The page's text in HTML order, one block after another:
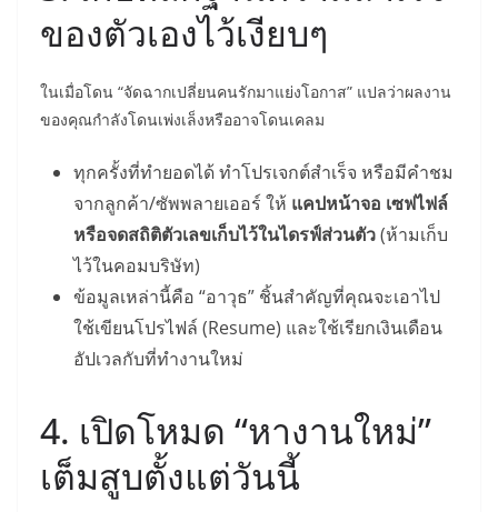
ของตัวเองไว้เงียบๆ
ในเมื่อโดน “จัดฉากเปลี่ยนคนรักมาแย่งโอกาส” แปลว่าผลงาน
ของคุณกำลังโดนเพ่งเล็งหรืออาจโดนเคลม
ทุกครั้งที่ทำยอดได้ ทำโปรเจกต์สำเร็จ หรือมีคำชม
จากลูกค้า/ซัพพลายเออร์ ให้ แคปหน้าจอ เซฟไฟล์
หรือจดสถิติตัวเลขเก็บไว้ในไดรฟ์ส่วนตัว(ห้ามเก็บ
ไว้ในคอมบริษัท)
ข้อมูลเหล่านี้คือ “อาวุธ” ชิ้นสำคัญที่คุณจะเอาไป
ใช้เขียนโปรไฟล์ (Resume) และใช้เรียกเงินเดือน
อัปเวลกับที่ทำงานใหม่
4. เปิดโหมด “หางานใหม่”
เต็มสูบตั้งแต่วันนี้